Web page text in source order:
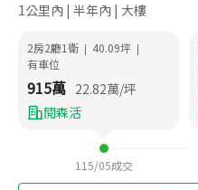
1公里內 | 半年內 | 大樓
2房2廳1衛 | 40.09坪 |
有車位
915萬 22.82萬/坪
閱森活
115/05成交